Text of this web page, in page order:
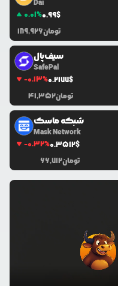
Dai
0.01%0.99$
189,926تومان
سیف‌پال
SafePal
-0.13%0.2177$
41,352تومان
شبکه ماسک
Mask Network
-0.32%0.3512$
66,712تومان